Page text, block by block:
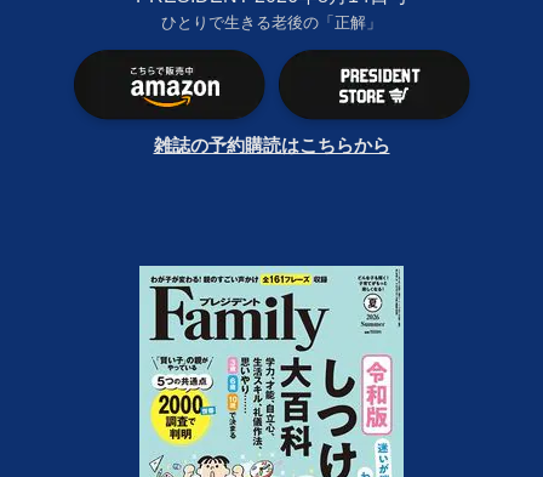
ひとりで生きる老後の「正解」
雑誌の予約購読はこちらから